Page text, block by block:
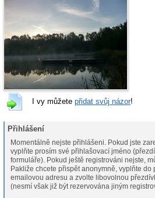
I vy můžete přidat svůj názor!
Přihlášení
Momentálně nejste přihlášeni. Pokud jste
vyplňte prosím své přihlašovací jméno
formuláře). Pokud ještě registrováni
Pakliže chcete přispět anonymně, vyplňte do
emailovou adresu a zvolte libovolnou
(nesmí však již být rezervována jiným